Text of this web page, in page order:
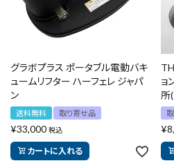
作業工具・大工道具
収納・腰袋・ワーク用品
現場安全・運搬
金物・現場資材
グラボプラス ポータブル電動バキ
ュームリフター ハーフェレ ジャパ
ン
送料無料 取り寄せ品
¥33,000 税込
カートに入れる
ョ
所
¥